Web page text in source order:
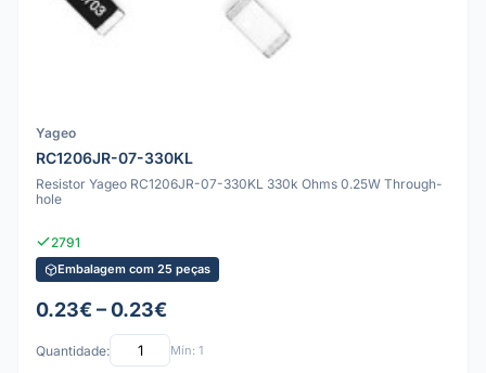
Yageo
RC1206JR-07-330KL
Resistor Yageo RC1206JR-07-330KL 330k Ohms 0.25W Through-
hole
2791
Embalagem com 25 peças
0.23€ – 0.23€
Quantidade: Mín: 1